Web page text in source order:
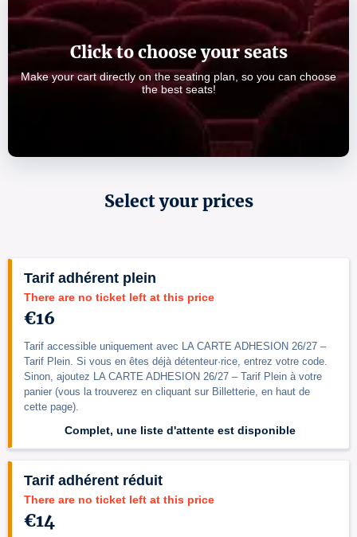
Click to choose your seats
Make your cart directly on the seating plan, so you can choose
the best seats!
Select your prices
Tarif adhérent plein
There are no ticket left at this price
€16
Tarif accessible uniquement avec LA CARTE ADHESION 26/27 –
Tarif Plein. Si vous en êtes déjà détenteur·rice, entrez votre code.
Sinon, ajoutez LA CARTE ADHESION 26/27 – Tarif Plein à votre
panier (vous la trouverez en cliquant sur Billetterie, en haut de
cette page).
Complet, une liste d'attente est disponible
Tarif adhérent réduit
There are no ticket left at this price
€14